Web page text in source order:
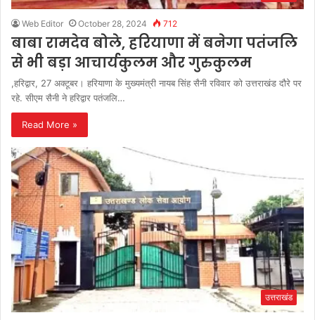
Web Editor October 28, 2024 712
बाबा रामदेव बोले, हरियाणा में बनेगा पतंजलि
से भी बड़ा आचार्यकुलम और गुरुकुलम
,हरिद्वार, 27 अक्टूबर। हरियाणा के मुख्यमंत्री नायब सिंह सैनी रविवार को उत्तराखंड दौरे पर
रहे. सीएम सैनी ने हरिद्वार पतंजलि…
Read More »
उत्तराखंड